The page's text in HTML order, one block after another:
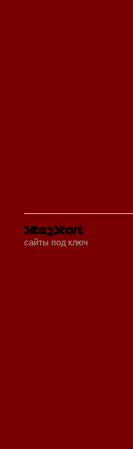
сайты под ключ